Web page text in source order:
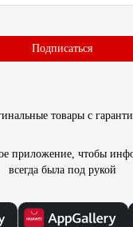
инвестиций, приятно
при виде сего
Подписаться
товары с
приложение, чтобы
всегда была под рукой